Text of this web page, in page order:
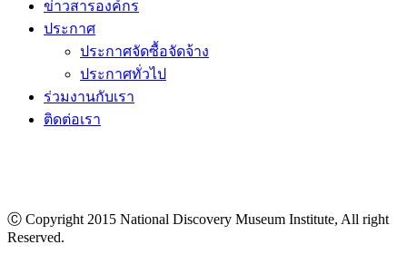
ข่าวสารองค์กร
ประกาศ
ประกาศจัดซื้อจัดจ้าง
ประกาศทั่วไป
ร่วมงานกับเรา
ติดต่อเรา
Ⓒ Copyright 2015 National Discovery Museum Institute, All right
Reserved.